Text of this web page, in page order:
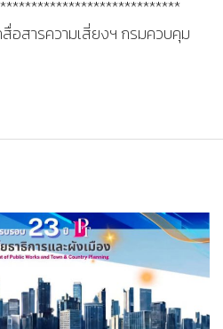
อสารความเสี่ยงฯ กรมควบคุม